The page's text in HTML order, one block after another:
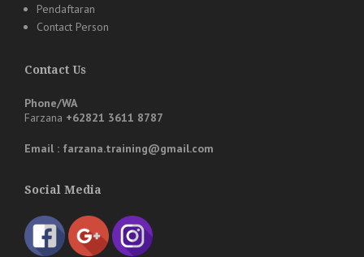
Pendaftaran
Contact Person
Contact Us
Phone/WA
Farzana +62821 3611 8787
Email : farzana.training@gmail.com
Social Media